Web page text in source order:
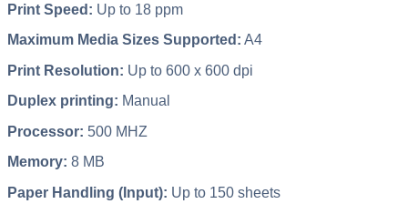
Print Speed: Up to 18 ppm
Maximum Media Sizes Supported: A4
Print Resolution: Up to 600 x 600 dpi
Duplex printing: Manual
Processor: 500 MHZ
Memory: 8 MB
Paper Handling (Input): Up to 150 sheets